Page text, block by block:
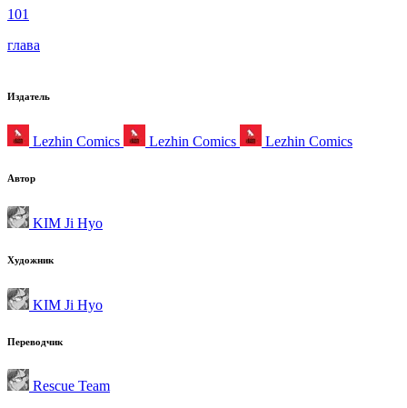
101
глава
Издатель
Lezhin Comics Lezhin Comics Lezhin Comics
Автор
KIM Ji Hyo
Художник
KIM Ji Hyo
Переводчик
Rescue Team